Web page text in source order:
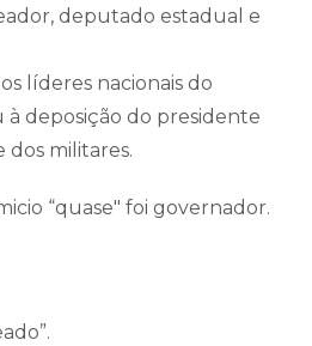
deputado estadual e
líderes nacionais do
deposição do presidente
dos militares.
“quase" foi governador.